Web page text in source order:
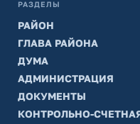
РАЗДЕЛЫ
РАЙОН
ГЛАВА РАЙОНА
ДУМА
АДМИНИСТРАЦИЯ
ДОКУМЕНТЫ
КОНТРОЛЬНО-